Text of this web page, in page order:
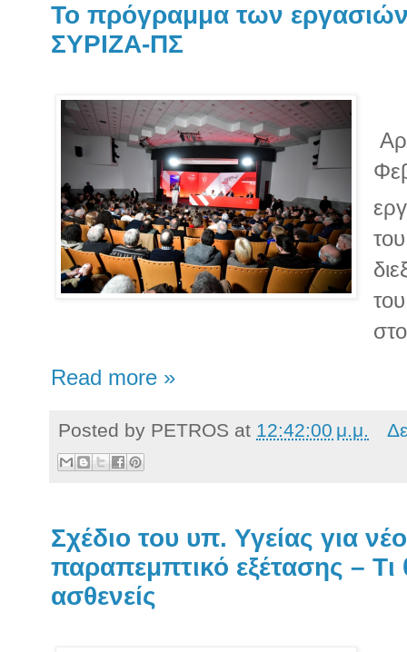
Το πρόγραμμα των εργασιών
ΣΥΡΙΖΑ-ΠΣ
Read more »
Posted by PETROS at 12:42:00 μ.μ.
Σχέδιο του υπ. Υγείας για
παραπεμπτικό εξέτασης –
ασθενείς